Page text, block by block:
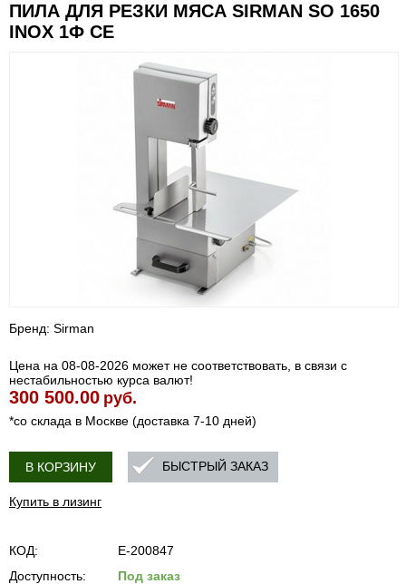
ПИЛА ДЛЯ РЕЗКИ МЯСА SIRMAN SO 1650
INOX 1Ф CE
Бренд: Sirman
Цена на 08-08-2026 может не соответствовать, в связи с
нестабильностью курса валют!
300 500.00 руб.
*со склада в Москве (доставка 7-10 дней)
В КОРЗИНУ
Купить в лизинг
БЫСТРЫЙ ЗАКАЗ
КОД:
E-200847
Доступность:
Под заказ